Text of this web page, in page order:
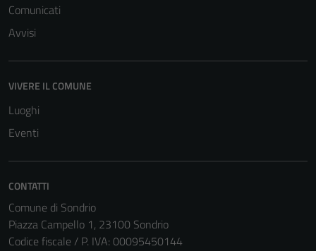
Comunicati
Avvisi
VIVERE IL COMUNE
Luoghi
Eventi
CONTATTI
Comune di Sondrio
Piazza Campello 1, 23100 Sondrio
Codice fiscale / P. IVA: 00095450144
per il
disabilitati.